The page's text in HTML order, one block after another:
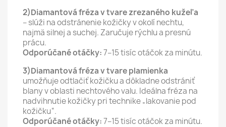
2)Diamantová fréza v tvare zrezaného kužeľa
– slúži na odstránenie kožičky v okolí nechtu,
najmä silnej a suchej. Zaručuje rýchlu a presnú
prácu.
Odporúčané otáčky:7–15 tisíc otáčok za minútu.
3)Diamantová fréza v tvare plamienka
umožňuje odtlačiť kožičku a dôkladne odstrániť
blany v oblasti nechtového valu. Ideálna fréza na
nadvihnutie kožičky pri technike „lakovanie pod
kožičku“.
Odporúčané otáčky:7–15 tisíc otáčok za minútu.